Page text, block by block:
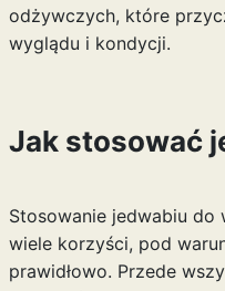
odżywczych, które
wyglądu i kondycji.
Jak stosować
Stosowanie jedwabiu do
wiele korzyści, pod
prawidłowo. Przede